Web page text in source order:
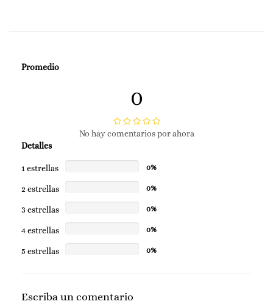
Promedio
0
No hay comentarios por ahora
Detalles
1 estrellas 0%
2 estrellas 0%
3 estrellas 0%
4 estrellas 0%
5 estrellas 0%
Escriba un comentario